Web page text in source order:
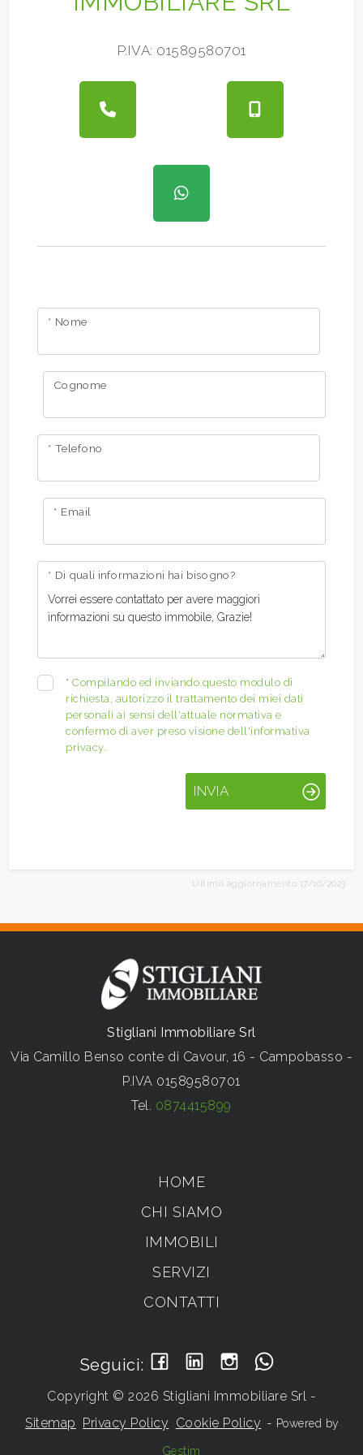
P.IVA: 01589580701
* Nome
Cognome
* Telefono
* Email
* Di quali informazioni hai bisogno?
*Compilando ed inviando questo modulo di
richiesta, autorizzo il trattamento dei miei dati
personali ai sensi dell'attuale normativa e
confermo di aver preso visione dell'informativa
privacy.
INVIA
Ultimo aggiornamento 17/10/2023
Stigliani Immobiliare Srl
Via Camillo Benso conte di Cavour, 16 - Campobasso -
P.IVA 01589580701
Tel. 0874415899
HOME
CHI SIAMO
IMMOBILI
SERVIZI
CONTATTI
Seguici:
Copyright © 2026 Stigliani Immobiliare Srl -
Sitemap Privacy Policy Cookie Policy - Powered by
Gestim
Posto auto/Box
Lusso